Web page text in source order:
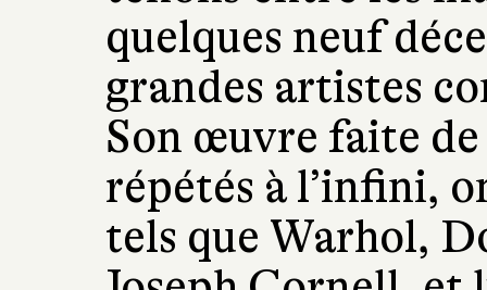
quelques neuf
grandes artistes
Son œuvre faite
répétés à l’infini,
tels que Warhol,